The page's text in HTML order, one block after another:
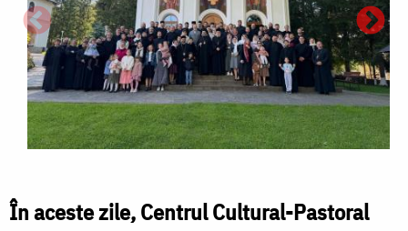
În aceste zile, Centrul Cultural-Pastoral